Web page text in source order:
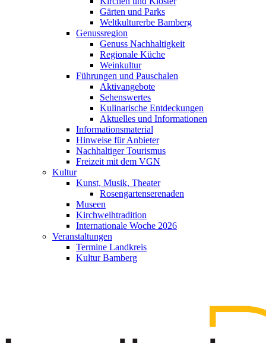
Gärten und Parks
Weltkulturerbe Bamberg
Genussregion
Genuss Nachhaltigkeit
Regionale Küche
Weinkultur
Führungen und Pauschalen
Aktivangebote
Sehenswertes
Kulinarische Entdeckungen
Aktuelles und Informationen
Informationsmaterial
Hinweise für Anbieter
Nachhaltiger Tourismus
Freizeit mit dem VGN
Kultur
Kunst, Musik, Theater
Rosengartenserenaden
Museen
Kirchweihtradition
Internationale Woche 2026
Veranstaltungen
Termine Landkreis
Kultur Bamberg